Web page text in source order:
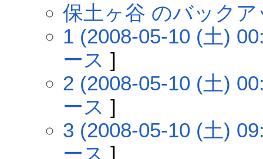
保土ヶ谷 のバック
1 (2008-05-10 (土)
ース ]
2 (2008-05-10 (土)
ース ]
3 (2008-05-10 (土)
ース ]